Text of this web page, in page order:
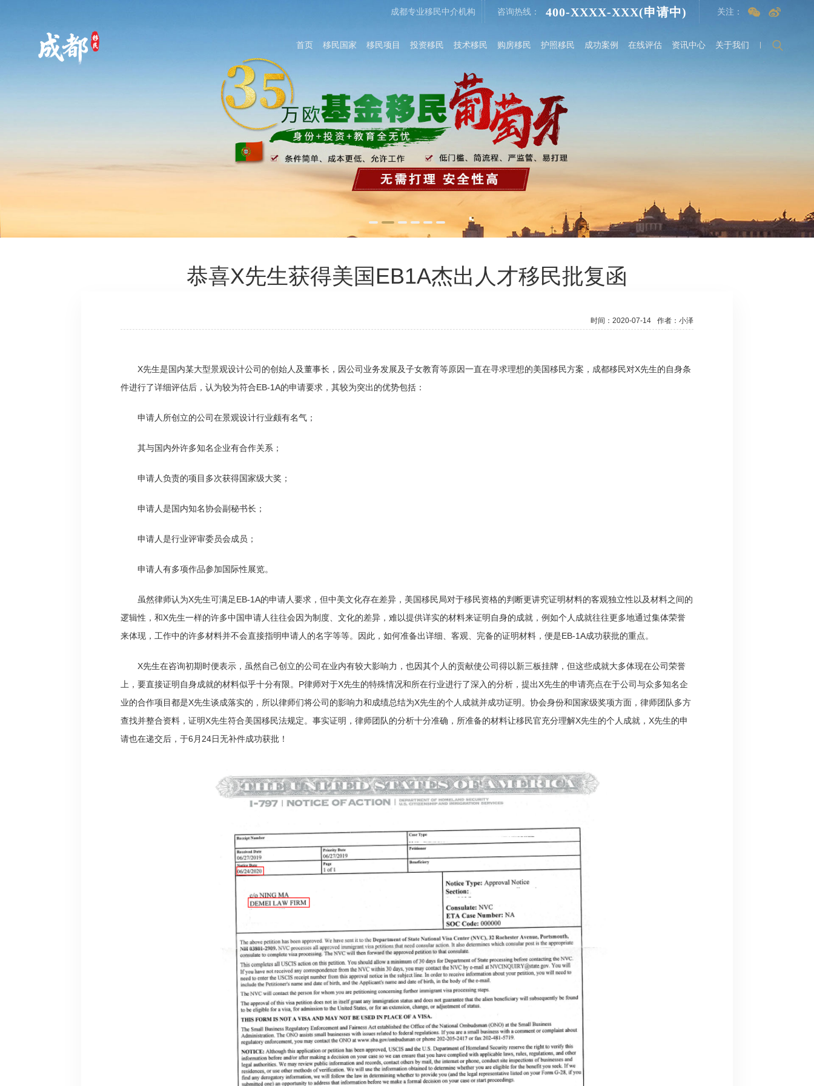
成都专业移民中介机构 咨询热线： 400-XXXX-XXX(申请中) 关注：
首页 移民国家 移民项目 投资移民 技术移民 购房移民 护照移民 成功案例 在线评估 资讯中心 关于我们
恭喜X先生获得美国EB1A杰出人才移民批复函
时间：2020-07-14 作者：小泽
X先生是国内某大型景观设计公司的创始人及董事长，因公司业务发展及子女教育等原因一直在寻求理想的美国移民方案，成都移民对X先生的自身条
件进行了详细评估后，认为较为符合EB-1A的申请要求，其较为突出的优势包括：
申请人所创立的公司在景观设计行业颇有名气；
其与国内外许多知名企业有合作关系；
申请人负责的项目多次获得国家级大奖；
申请人是国内知名协会副秘书长；
申请人是行业评审委员会成员；
申请人有多项作品参加国际性展览。
虽然律师认为X先生可满足EB-1A的申请人要求，但中美文化存在差异，美国移民局对于移民资格的判断更讲究证明材料的客观独立性以及材料之间的
逻辑性，和X先生一样的许多中国申请人往往会因为制度、文化的差异，难以提供详实的材料来证明自身的成就，例如个人成就往往更多地通过集体荣誉
来体现，工作中的许多材料并不会直接指明申请人的名字等等。因此，如何准备出详细、客观、完备的证明材料，便是EB-1A成功获批的重点。
X先生在咨询初期时便表示，虽然自己创立的公司在业内有较大影响力，也因其个人的贡献使公司得以新三板挂牌，但这些成就大多体现在公司荣誉
上，要直接证明自身成就的材料似乎十分有限。P律师对于X先生的特殊情况和所在行业进行了深入的分析，提出X先生的申请亮点在于公司与众多知名企
业的合作项目都是X先生谈成落实的，所以律师们将公司的影响力和成绩总结为X先生的个人成就并成功证明。协会身份和国家级奖项方面，律师团队多方
查找并整合资料，证明X先生符合美国移民法规定。事实证明，律师团队的分析十分准确，所准备的材料让移民官充分理解X先生的个人成就，X先生的申
请也在递交后，于6月24日无补件成功获批！